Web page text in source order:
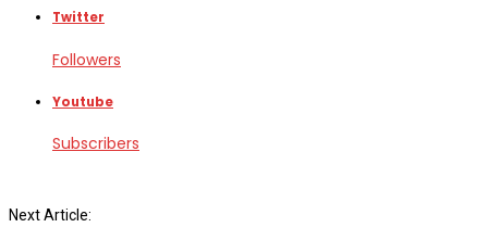
Twitter
Followers
Youtube
Subscribers
Next Article: